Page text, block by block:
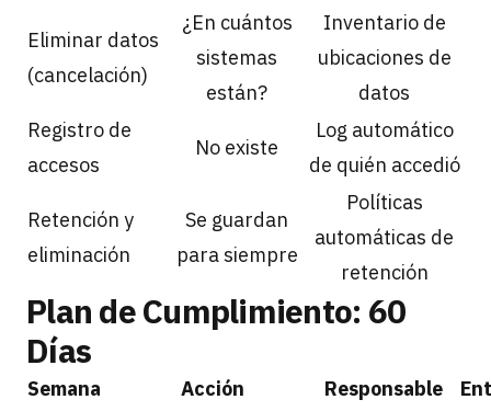
Eliminar datos
(cancelación)
¿En cuántos
sistemas
están?
Inventario de
ubicaciones de
datos
Registro de
accesos
No existe
Log automático
de quién accedió
Retención y
eliminación
Se guardan
para siempre
Políticas
automáticas de
retención
Plan de Cumplimiento: 60
Días
Semana Acción Responsable